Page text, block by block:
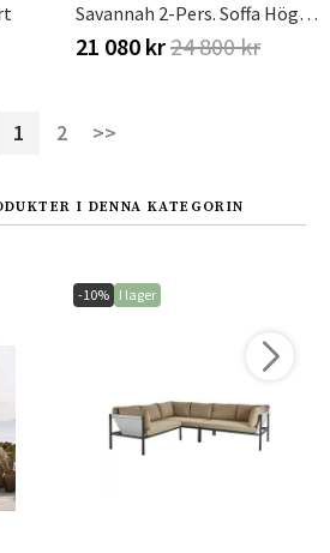
Savannah 2-Pers. Soffa Höger Modul Black
21 080 kr24 800 kr
1 2 >>
I DENNA KATEGORIN
-10% I lager